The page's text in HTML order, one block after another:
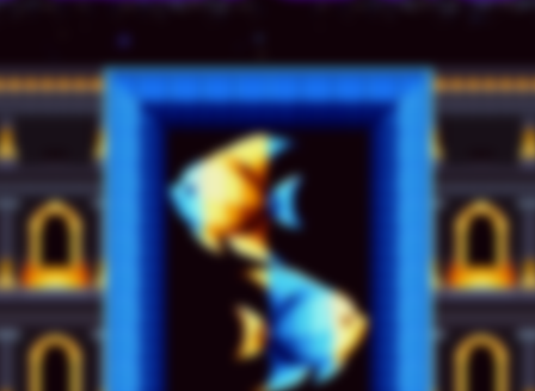
© TSSZ News LLC 1999-2020